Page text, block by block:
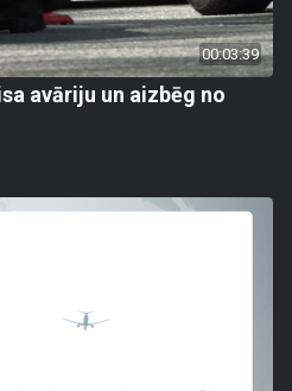
00:03:39
avāriju un aizbēg no